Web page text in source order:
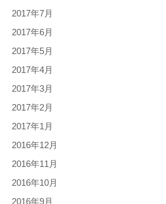
2017年7月
2017年6月
2017年5月
2017年4月
2017年3月
2017年2月
2017年1月
2016年12月
2016年11月
2016年10月
2016年9月